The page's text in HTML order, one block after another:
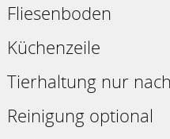
Fliesenboden
Küchenzeile
Tierhaltung nur
Reinigung optional